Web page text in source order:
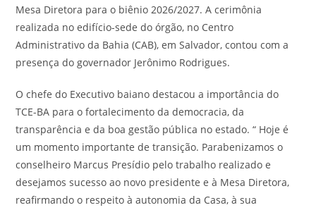
Mesa Diretora para o biênio 2026/2027. A cerimônia
realizada no edifício-sede do órgão, no Centro
Administrativo da Bahia (CAB), em Salvador, contou com a
presença do governador Jerônimo Rodrigues.
O chefe do Executivo baiano destacou a importância do
TCE-BA para o fortalecimento da democracia, da
transparência e da boa gestão pública no estado. “ Hoje é
um momento importante de transição. Parabenizamos o
conselheiro Marcus Presídio pelo trabalho realizado e
desejamos sucesso ao novo presidente e à Mesa Diretora,
reafirmando o respeito à autonomia da Casa, à sua